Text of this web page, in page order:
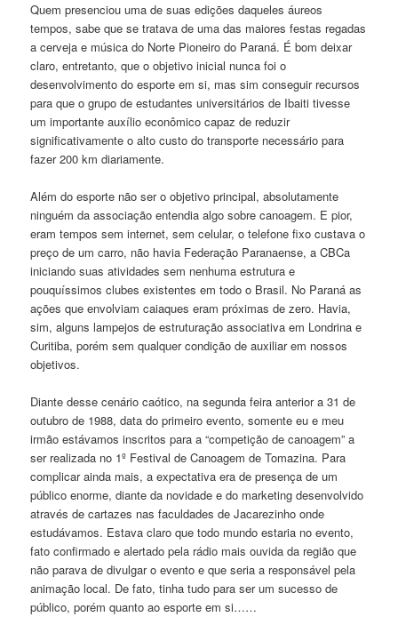
Quem presenciou uma de suas edições daqueles áureos
tempos, sabe que se tratava de uma das maiores festas regadas
a cerveja e música do Norte Pioneiro do Paraná. É bom deixar
claro, entretanto, que o objetivo inicial nunca foi o
desenvolvimento do esporte em si, mas sim conseguir recursos
para que o grupo de estudantes universitários de Ibaiti tivesse
um importante auxílio econômico capaz de reduzir
significativamente o alto custo do transporte necessário para
fazer 200 km diariamente.
Além do esporte não ser o objetivo principal, absolutamente
ninguém da associação entendia algo sobre canoagem. E pior,
eram tempos sem internet, sem celular, o telefone fixo custava o
preço de um carro, não havia Federação Paranaense, a CBCa
iniciando suas atividades sem nenhuma estrutura e
pouquíssimos clubes existentes em todo o Brasil. No Paraná as
ações que envolviam caiaques eram próximas de zero. Havia,
sim, alguns lampejos de estruturação associativa em Londrina e
Curitiba, porém sem qualquer condição de auxiliar em nossos
objetivos.
Diante desse cenário caótico, na segunda feira anterior a 31 de
outubro de 1988, data do primeiro evento, somente eu e meu
irmão estávamos inscritos para a “competição de canoagem” a
ser realizada no 1º Festival de Canoagem de Tomazina. Para
complicar ainda mais, a expectativa era de presença de um
público enorme, diante da novidade e do marketing desenvolvido
através de cartazes nas faculdades de Jacarezinho onde
estudávamos. Estava claro que todo mundo estaria no evento,
fato confirmado e alertado pela rádio mais ouvida da região que
não parava de divulgar o evento e que seria a responsável pela
animação local. De fato, tinha tudo para ser um sucesso de
público, porém quanto ao esporte em si……